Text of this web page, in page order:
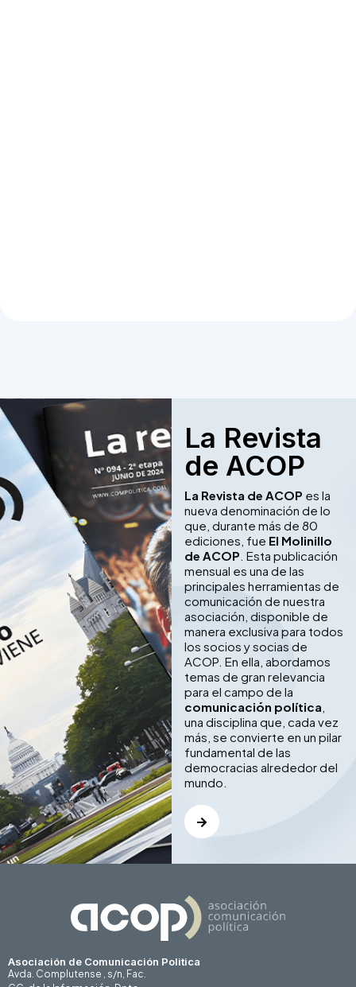
La Revista
de ACOP
La Revista de ACOP es la
nueva denominación de lo
que, durante más de 80
ediciones, fue El Molinillo
de ACOP . Esta publicación
mensual es una de las
principales herramientas de
comunicación de nuestra
asociación, disponible de
manera exclusiva para todos
los socios y socias de
ACOP. En ella, abordamos
temas de gran relevancia
para el campo de la
comunicación política
una disciplina que, cada vez
más, se convierte en un pilar
fundamental de las
democracias alrededor del
mundo.
Asociación de Comunicación Politica
Avda. Complutense , s/n, Fac.